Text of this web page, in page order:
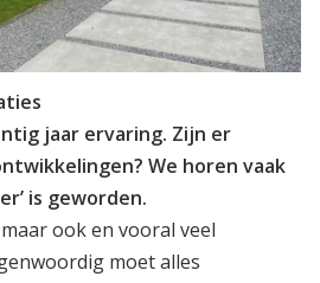
jaar ervaring. Zijn er
We horen vaak
is geworden.
ook en vooral veel
moet alles